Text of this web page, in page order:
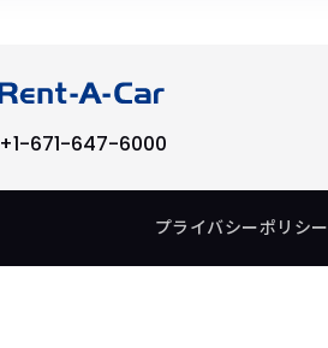
+1-671-647-6000
プライバシーポリシー